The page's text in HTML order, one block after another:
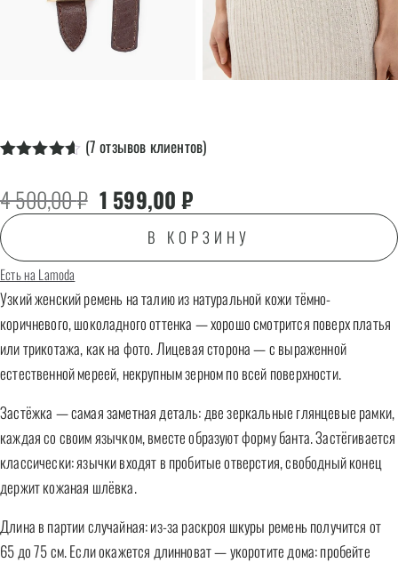
на основе
опроса
пользователей
(7 отзывов клиентов)
4 500,00₽ Первоначальная цена составляла 4
1 599,00₽
В КОРЗИНУ
Есть на Lamoda
Узкий женский ремень на талию из натуральной кожи тёмно-
коричневого, шоколадного оттенка — хорошо смотрится поверх платья
или трикотажа, как на фото. Лицевая сторона — с выраженной
естественной мереей, некрупным зерном по всей поверхности.
Застёжка — самая заметная деталь: две зеркальные глянцевые рамки,
каждая со своим язычком, вместе образуют форму банта. Застёгивается
классически: язычки входят в пробитые отверстия, свободный конец
держит кожаная шлёвка.
Длина в партии случайная: из-за раскроя шкуры ремень получится от
65 до 75 см. Если окажется длинноват — укоротите дома: пробейте